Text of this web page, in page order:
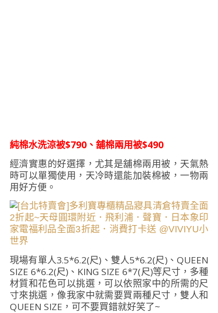
純棉水洗涼被$790、舖棉兩用被$490
經濟實惠的好選擇，尤其是舖棉兩用被，天氣熱
時可以單獨使用，天冷時還能加裝棉被，一物兩
用好方便。
現場有單人3.5*6.2(尺)、雙人5*6.2(尺)、QUEEN
SIZE 6*6.2(尺)、KING SIZE 6*7(尺)等尺寸，多種
材質和花色可以挑選，可以依照家中的所需的尺
寸來挑選，像我家中就需要買兩種尺寸，雙人和
QUEEN SIZE，可不要買錯就好笑了~